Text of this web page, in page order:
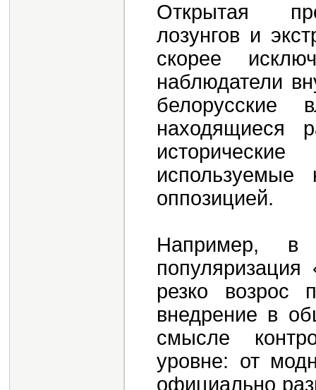
Открытая
лозунгов и
скорее
наблюдатели
белорусские
находящиеся
используемые
оппозицией.
Например, в
резко возрос
внедрение в
смысле
уровне: от
официально